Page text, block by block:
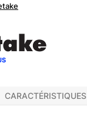
CARACTÉRISTIQUES